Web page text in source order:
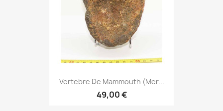
Vertebre De Mammouth (mer...
49,00 €